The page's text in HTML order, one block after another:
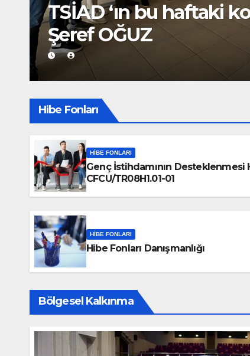
TSİAD ‘ın bu haftaki
Şeref OĞUZ
Hibe Fonları
HIBE FONLARI
Genç İstihdamının Desteklenmesi
CFCU/TR08H1.01-01
HIBE FONLARI
Hibe Fonları Danışmanlığı
Bölgesel Kalkınma